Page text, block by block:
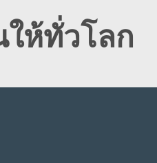
ห้ทั่วโลก